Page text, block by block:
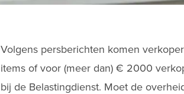
Volgens persberichten komen
items of voor (meer dan) € 2000
bij de Belastingdienst. Moet de